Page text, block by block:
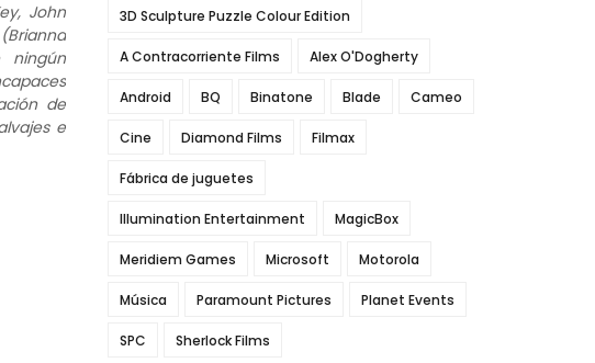
John
ningún
de
e
3D Sculpture Puzzle Colour Edition
A Contracorriente Films Alex O'Dogherty
Android BQ Binatone Blade Cameo
Cine Diamond Films Filmax
Fábrica de juguetes
Illumination Entertainment MagicBox
Meridiem Games Microsoft Motorola
Música Paramount Pictures Planet Events
SPC Sherlock Films